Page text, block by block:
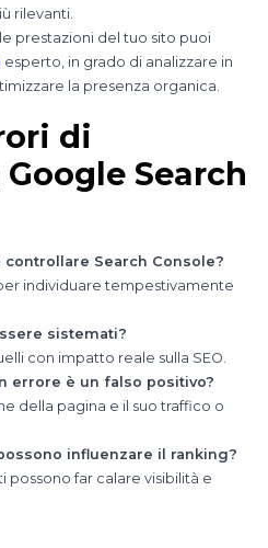
rilevanti.
prestazioni del tuo sito puoi
esperto, in grado di analizzare in
la presenza organica.
di
Search
controllare Search Console?
individuare tempestivamente
sistemati?
con impatto reale sulla SEO.
errore è un falso positivo?
della pagina e il suo traffico o
influenzare il ranking?
possono far calare visibilità e